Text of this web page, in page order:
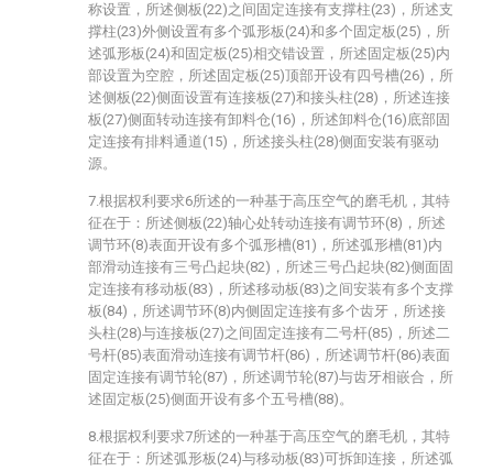
称设置，所述侧板(22)之间固定连接有支撑柱(23)，所述支
撑柱(23)外侧设置有多个弧形板(24)和多个固定板(25)，所
述弧形板(24)和固定板(25)相交错设置，所述固定板(25)内
部设置为空腔，所述固定板(25)顶部开设有四号槽(26)，所
述侧板(22)侧面设置有连接板(27)和接头柱(28)，所述连接
板(27)侧面转动连接有卸料仓(16)，所述卸料仓(16)底部固
定连接有排料通道(15)，所述接头柱(28)侧面安装有驱动
源。
7.根据权利要求6所述的一种基于高压空气的磨毛机，其特
征在于：所述侧板(22)轴心处转动连接有调节环(8)，所述
调节环(8)表面开设有多个弧形槽(81)，所述弧形槽(81)内
部滑动连接有三号凸起块(82)，所述三号凸起块(82)侧面固
定连接有移动板(83)，所述移动板(83)之间安装有多个支撑
板(84)，所述调节环(8)内侧固定连接有多个齿牙，所述接
头柱(28)与连接板(27)之间固定连接有二号杆(85)，所述二
号杆(85)表面滑动连接有调节杆(86)，所述调节杆(86)表面
固定连接有调节轮(87)，所述调节轮(87)与齿牙相嵌合，所
述固定板(25)侧面开设有多个五号槽(88)。
8.根据权利要求7所述的一种基于高压空气的磨毛机，其特
征在于：所述弧形板(24)与移动板(83)可拆卸连接，所述弧